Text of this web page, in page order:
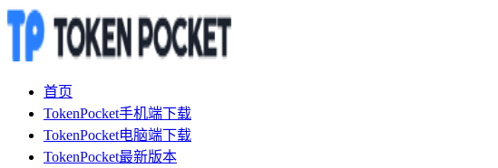
首页
TokenPocket手机端下载
TokenPocket电脑端下载
TokenPocket最新版本